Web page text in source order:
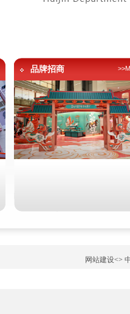
品牌招商
网站建设<>